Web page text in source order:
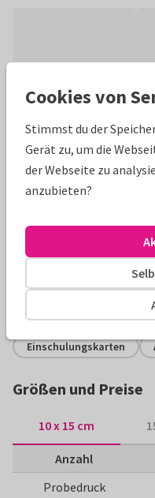
Produktinformation
Foto-Einladung zur
Schulranzen, Schultüte
Innenseite passt ein
Alle Karten können
Einschulungskarten
Größen und Preise
10 x 15 cm
Anzahl
Probedruck
Cookies von
Stimmst du der
Gerät zu, um die
der Webseite zu
anzubieten?